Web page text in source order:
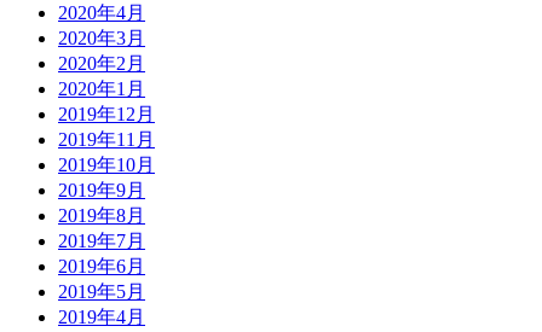
2020年4月
2020年3月
2020年2月
2020年1月
2019年12月
2019年11月
2019年10月
2019年9月
2019年8月
2019年7月
2019年6月
2019年5月
2019年4月